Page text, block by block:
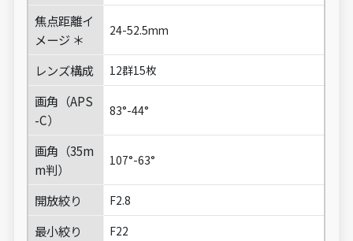
焦点距離イ
メージ ＊
24-52.5mm
レンズ構成 12群15枚
画角（APS
-C）
83°-44°
画角（35m
m判）
107°-63°
開放絞り F2.8
最小絞り F22